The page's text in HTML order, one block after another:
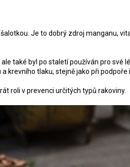
Je to dobrý zdroj manganu,
také byl po staletí používán pro své
krevního tlaku, stejně jako při podpoře
roli v prevenci určitých typů rakoviny.